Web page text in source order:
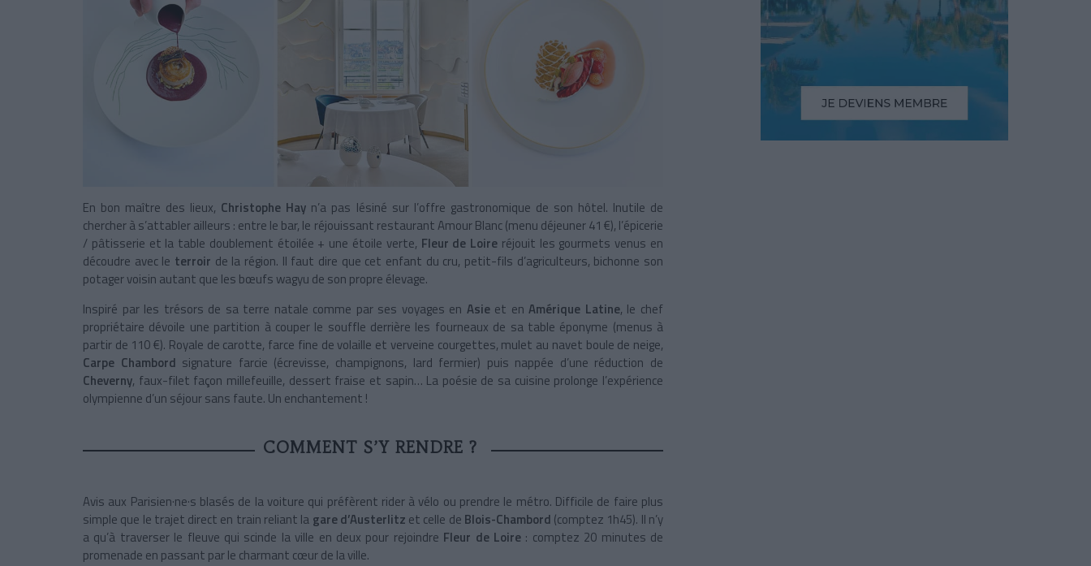
En bon maître des lieux, Christophe Hay n’a pas lésiné sur l’offre gastronomique de son hôtel. Inutile de
chercher à s’attabler ailleurs : entre le bar, le réjouissant restaurant Amour Blanc (menu déjeuner 41 €), l’épicerie
/ pâtisserie et la table doublement étoilée + une étoile verte, Fleur de Loire réjouit les gourmets venus en
découdre avec le terroir de la région. Il faut dire que cet enfant du cru, petit-fils d’agriculteurs, bichonne son
potager voisin autant que les bœufs wagyu de son propre élevage.
Inspiré par les trésors de sa terre natale comme par ses voyages en Asie et en Amérique Latine, le chef
propriétaire dévoile une partition à couper le souffle derrière les fourneaux de sa table éponyme (menus à
partir de 110 €). Royale de carotte, farce fine de volaille et verveine courgettes, mulet au navet boule de neige,
Carpe Chambord signature farcie (écrevisse, champignons, lard fermier) puis nappée d’une réduction de
Cheverny, faux-filet façon millefeuille, dessert fraise et sapin… La poésie de sa cuisine prolonge l’expérience
olympienne d’un séjour sans faute. Un enchantement !
COMMENT S’Y RENDRE ?
Avis aux Parisien·ne·s blasés de la voiture qui préfèrent rider à vélo ou prendre le métro. Difficile de faire plus
simple que le trajet direct en train reliant la gare d’Austerlitz et celle de Blois-Chambord (comptez 1h45). Il n’y
a qu’à traverser le fleuve qui scinde la ville en deux pour rejoindre Fleur de Loire : comptez 20 minutes de
promenade en passant par le charmant cœur de la ville.